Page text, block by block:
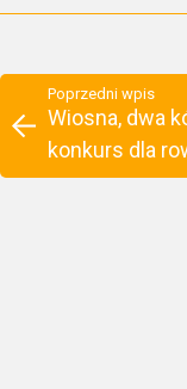
Poprzedni wpis
Wiosna, dwa
konkurs dla